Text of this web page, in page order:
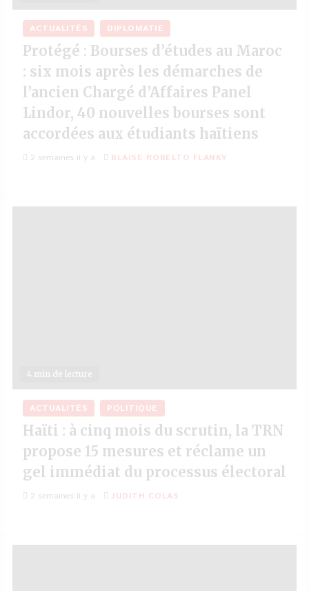
ACTUALITÉS DIPLOMATIE
Protégé : Bourses d’études au Maroc
: six mois après les démarches de
l’ancien Chargé d’Affaires Panel
Lindor, 40 nouvelles bourses sont
accordées aux étudiants haïtiens
2 semaines il y a BLAISE ROBELTO FLANKY
4 min de lecture
ACTUALITÉS POLITIQUE
Haïti : à cinq mois du scrutin, la TRN
propose 15 mesures et réclame un
gel immédiat du processus électoral
2 semaines il y a JUDITH COLAS